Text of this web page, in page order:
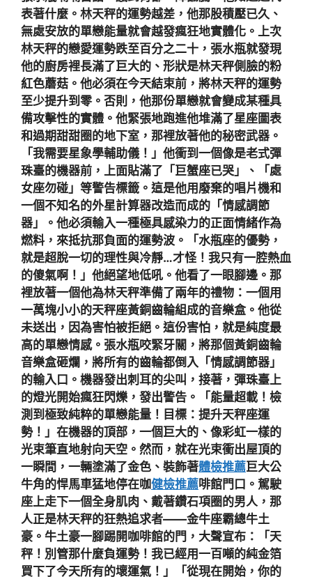
表著什麼。林天秤的運勢越差，他那股積壓已久、
無處安放的單戀能量就會越發瘋狂地實體化。上次
林天秤的戀愛運勢跌至百分之二十，張水瓶就發現
他的廚房裡長滿了巨大的、形狀是林天秤側臉的粉
紅色蘑菇。他必須在今天結束前，將林天秤的運勢
至少提升到零。否則，他那份單戀就會變成某種具
備攻擊性的實體。他緊張地跑進他堆滿了星座圖表
和過期甜甜圈的地下室，那裡放著他的秘密武器。
「我需要星象學輔助儀！」他衝到一個像是老式彈
珠臺的機器前，上面貼滿了「巨蟹座已哭」、「處
女座勿碰」等警告標籤。這是他用廢棄的唱片機和
一個不知名的外星計算器改造而成的「情感調節
器」。他必須輸入一種極具感染力的正面情緒作為
燃料，來抵抗那負面的運勢波。「水瓶座的優勢，
就是超脫一切的理性與冷靜…才怪！我只有一腔熱血
的傻氣啊！」他絕望地低吼。他看了一眼腳邊。那
裡放著一個他為林天秤準備了兩年的禮物：一個用
一萬塊小小的天秤座黃銅齒輪組成的音樂盒。他從
未送出，因為害怕被拒絕。這份害怕，就是純度最
高的單戀情感。張水瓶咬緊牙關，將那個黃銅齒輪
音樂盒砸爛，將所有的齒輪都倒入「情感調節器」
的輸入口。機器發出刺耳的尖叫，接著，彈珠臺上
的燈光開始瘋狂閃爍，發出警告。「能量超載！檢
測到極致純粹的單戀能量！目標：提升天秤座運
勢！」在機器的頂部，一個巨大的、像彩虹一樣的
光束筆直地射向天空。然而，就在光束衝出屋頂的
一瞬間，一輛塗滿了金色、裝飾著體檢推薦巨大公
牛角的悍馬車猛地停在咖健檢推薦啡館門口。駕駛
座上走下一個全身肌肉、戴著鑽石項圈的男人，那
人正是林天秤的狂熱追求者——金牛座霸總牛土
豪。牛土豪一腳踢開咖啡館的門，大聲宣布：「天
秤！別管那什麼負運勢！我已經用一百噸的純金箔
買下了今天所有的壞運氣！」「從現在開始，你的